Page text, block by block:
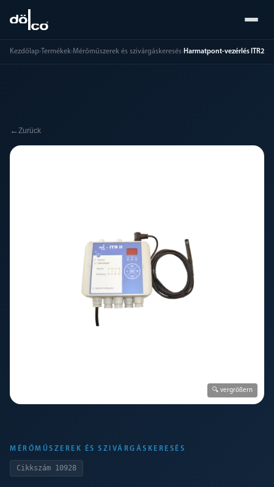
Kezdőlap› Termékek›Mérőműszerek és szivárgáskeresés›Harmatpont-vezérlés ITR2
← Zurück
🔍 vergrößern
MÉRŐMŰSZEREK ÉS SZIVÁRGÁSKERESÉS
Cikkszám 10928